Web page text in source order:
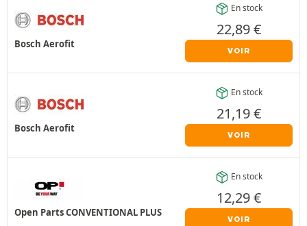
Bosch Aerofit
En stock
22,89€
VOIR
Bosch Aerofit
En stock
21,19€
VOIR
Open Parts CONVENTIONAL PLUS
En stock
12,29€
VOIR